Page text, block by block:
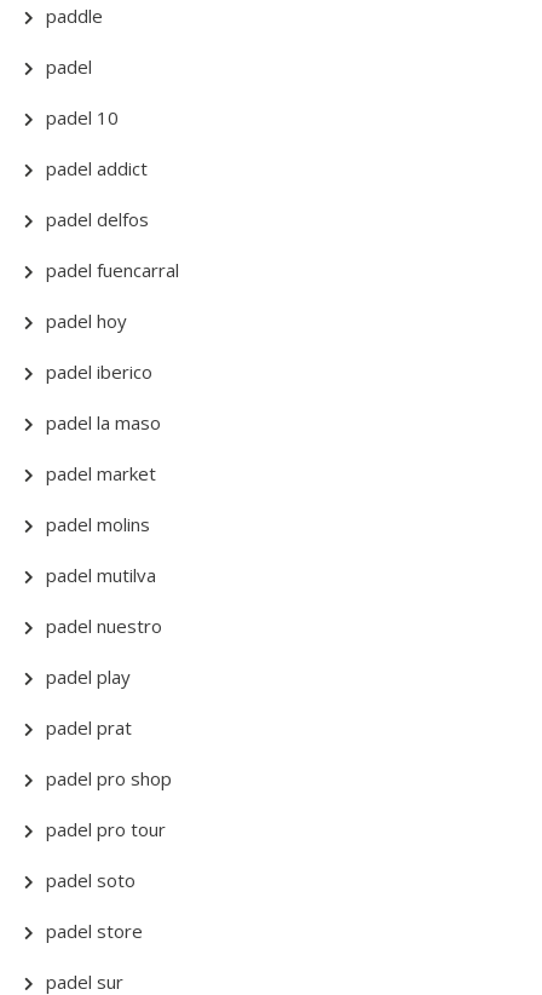
paddle
padel
padel 10
padel addict
padel delfos
padel fuencarral
padel hoy
padel iberico
padel la maso
padel market
padel molins
padel mutilva
padel nuestro
padel play
padel prat
padel pro shop
padel pro tour
padel soto
padel store
padel sur